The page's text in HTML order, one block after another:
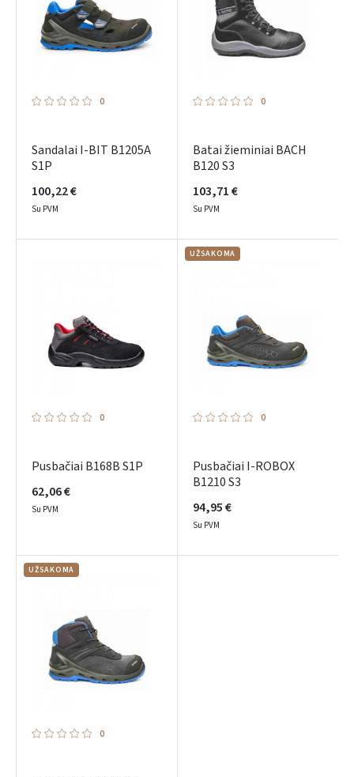
0
Sandalai I-BIT B1205A
S1P
100,22 €
Su PVM
0
Batai žieminiai BACH
B120 S3
103,71 €
Su PVM
0
Pusbačiai B168B S1P
62,06 €
Su PVM
UŽSAKOMA
0
Pusbačiai I-ROBOX
B1210 S3
94,95 €
Su PVM
UŽSAKOMA
0
Prisijungti
Pamiršote slaptažodį?
Dar neturite paskyros? Registruokites